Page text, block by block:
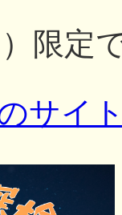
限定
サイ